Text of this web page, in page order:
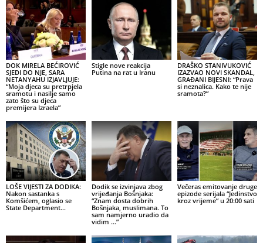
DOK MIRELA BEĆIROVIĆ
SJEDI DO NJE, SARA
NETANYAHU IZJAVLJUJE:
“Moja djeca su pretrpjela
sramotu i nasilje samo
zato što su djeca
premijera Izraela”
Stigle nove reakcija
Putina na rat u Iranu
DRAŠKO STANIVUKOVIĆ
IZAZVAO NOVI SKANDAL,
GRAĐANI BIJESNI: “Prava
si neznalica. Kako te nije
sramota?”
LOŠE VIJESTI ZA DODIKA:
Nakon sastanka s
Komšićem, oglasio se
State Department…
Dodik se izvinjava zbog
vrijeđanja Bošnjaka:
“Znam dosta dobrih
Bošnjaka, muslimana. To
sam namjerno uradio da
vidim …”
Večeras emitovanje druge
epizode serijala “Jedinstvo
kroz vrijeme” u 20:00 sati